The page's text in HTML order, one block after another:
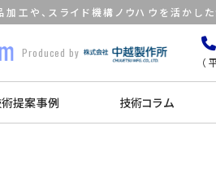
工や、スライド機構ノウハウを活かし
Produced by
提案事例 技術コラム